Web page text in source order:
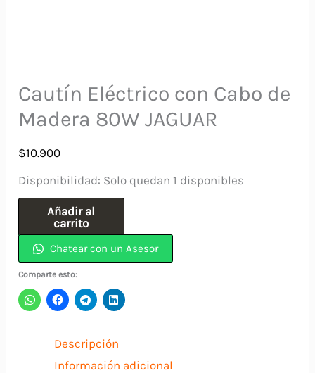
Cautín Eléctrico con Cabo de
Madera 80W JAGUAR
$10.900
Disponibilidad: Solo quedan 1 disponibles
Cautín
Eléctrico
con
Cabo
de
JAGUAR
Añadir al
carrito
Chatear con un Asesor
Comparte esto:
Descripción
Información adicional